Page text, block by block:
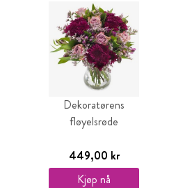
Dekoratørens
fløyelsrøde
449,00 kr
Kjøp nå